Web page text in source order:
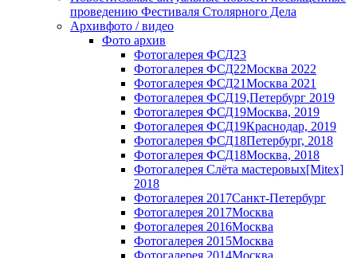
проведению Фестиваля Столярного Дела
Архивфото / видео
Фото архив
Фотогалерея ФСД23
Фотогалерея ФСД22Москва 2022
Фотогалерея ФСД21Москва 2021
Фотогалерея ФСД19,Петербург 2019
Фотогалерея ФСД19Москва, 2019
Фотогалерея ФСД19Краснодар, 2019
Фотогалерея ФСД18Петербург, 2018
Фотогалерея ФСД18Москва, 2018
Фотогалерея Слёта мастеровых[Mitex]
2018
Фотогалерея 2017Санкт-Петербург
Фотогалерея 2017Москва
Фотогалерея 2016Москва
Фотогалерея 2015Москва
Фотогалерея 2014Москва